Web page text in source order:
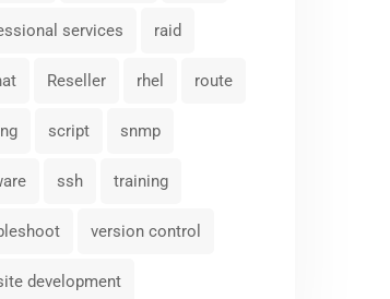
services raid
Reseller rhel route
script snmp
ssh training
version control
development